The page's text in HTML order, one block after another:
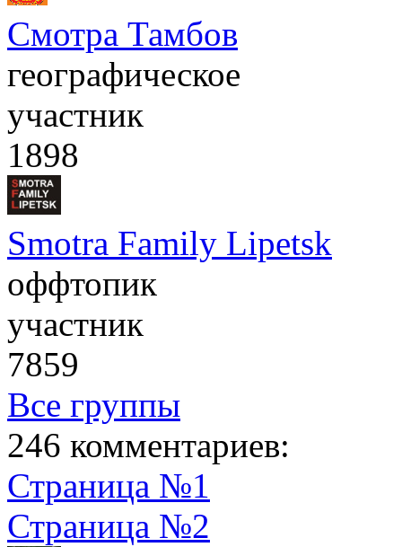
Смотра Тамбов
географическое
участник
1898
Smotra Family Lipetsk
оффтопик
участник
7859
Все группы
246 комментариев:
Страница №1
Страница №2